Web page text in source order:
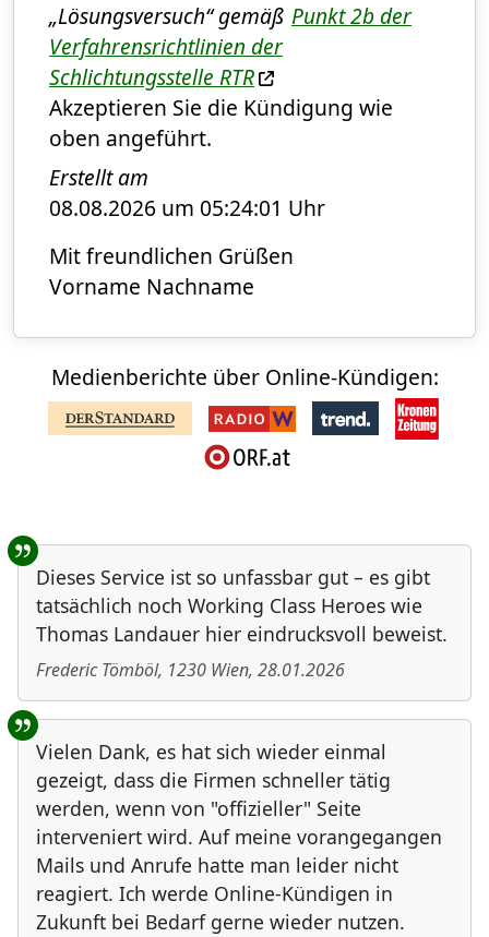
„Lösungsversuch“ gemäß Punkt 2b der
Verfahrensrichtlinien der
Schlichtungsstelle RTR
Akzeptieren Sie die Kündigung wie
oben angeführt.
Erstellt am
08.08.2026 um 05:24:01 Uhr
Mit freundlichen Grüßen
Vorname Nachname
Medienberichte über Online-Kündigen:
Benutzer-Rückmeldungen
Dieses Service ist so unfassbar gut – es gibt
tatsächlich noch Working Class Heroes wie
Thomas Landauer hier eindrucksvoll beweist.
Frederic Tömböl, 1230 Wien, 28.01.2026
Vielen Dank, es hat sich wieder einmal
gezeigt, dass die Firmen schneller tätig
werden, wenn von "offizieller" Seite
interveniert wird. Auf meine vorangegangen
Mails und Anrufe hatte man leider nicht
reagiert. Ich werde Online-Kündigen in
Zukunft bei Bedarf gerne wieder nutzen.